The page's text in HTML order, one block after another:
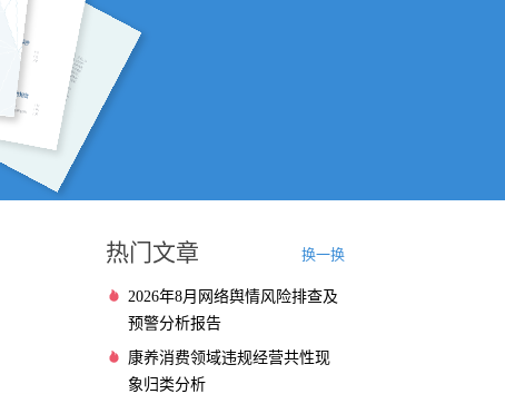
热门文章 换一换
2026年8月网络舆情风险排查及
预警分析报告
康养消费领域违规经营共性现
象归类分析